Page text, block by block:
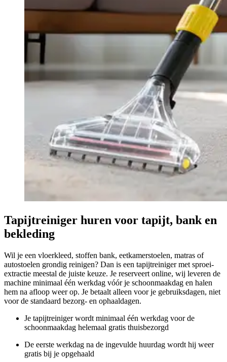
Tapijtreiniger huren voor tapijt, bank en
bekleding
Wil je een vloerkleed, stoffen bank, eetkamerstoelen, matras of
autostoelen grondig reinigen? Dan is een tapijtreiniger met sproei-
extractie meestal de juiste keuze. Je reserveert online, wij leveren de
machine minimaal één werkdag vóór je schoonmaakdag en halen
hem na afloop weer op. Je betaalt alleen voor je gebruiksdagen, niet
voor de standaard bezorg- en ophaaldagen.
Je tapijtreiniger wordt minimaal één werkdag voor de
schoonmaakdag helemaal gratis thuisbezorgd
De eerste werkdag na de ingevulde huurdag wordt hij weer
gratis bij je opgehaald